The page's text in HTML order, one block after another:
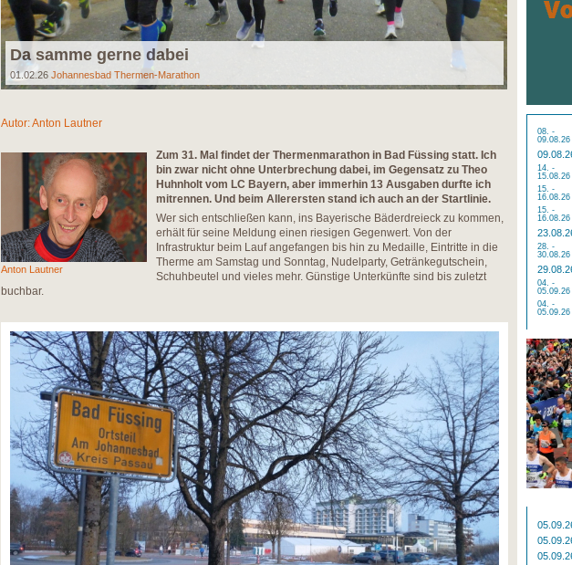
Da samme gerne dabei
01.02.26 Johannesbad Thermen-Marathon
Autor:Anton Lautner
Anton Lautner
Zum 31. Mal findet der Thermenmarathon in Bad Füssing statt. Ich
bin zwar nicht ohne Unterbrechung dabei, im Gegensatz zu Theo
Huhnholt vom LC Bayern, aber immerhin 13 Ausgaben durfte ich
mitrennen. Und beim Allerersten stand ich auch an der Startlinie.
Wer sich entschließen kann, ins Bayerische Bäderdreieck zu kommen,
erhält für seine Meldung einen riesigen Gegenwert. Von der
Infrastruktur beim Lauf angefangen bis hin zu Medaille, Eintritte in die
Therme am Samstag und Sonntag, Nudelparty, Getränkegutschein,
Schuhbeutel und vieles mehr. Günstige Unterkünfte sind bis zuletzt
buchbar.
08. -
09.08.26
14. -
15.08.26
15. -
16.08.26
15. -
16.08.26
28. -
30.08.26
04. -
05.09.26
04. -
05.09.26